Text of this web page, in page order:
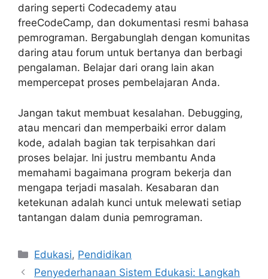
daring seperti Codecademy atau
freeCodeCamp, dan dokumentasi resmi bahasa
pemrograman. Bergabunglah dengan komunitas
daring atau forum untuk bertanya dan berbagi
pengalaman. Belajar dari orang lain akan
mempercepat proses pembelajaran Anda.
Jangan takut membuat kesalahan. Debugging,
atau mencari dan memperbaiki error dalam
kode, adalah bagian tak terpisahkan dari
proses belajar. Ini justru membantu Anda
memahami bagaimana program bekerja dan
mengapa terjadi masalah. Kesabaran dan
ketekunan adalah kunci untuk melewati setiap
tantangan dalam dunia pemrograman.
Kategori
Edukasi, Pendidikan
Penyederhanaan Sistem Edukasi: Langkah